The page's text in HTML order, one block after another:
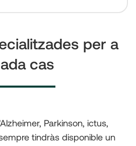
per a
cas
Parkinson, ictus,
tindràs disponible un